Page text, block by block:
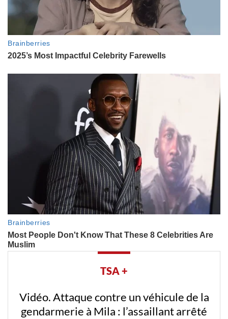
TSA +
Vidéo. Attaque contre un véhicule de la
gendarmerie à Mila : l’assaillant arrêté